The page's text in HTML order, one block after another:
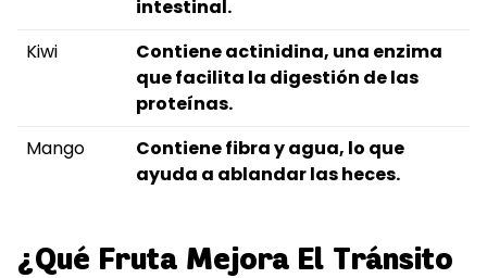
intestinal.
Kiwi
Contiene actinidina, una enzima
que facilita la digestión de las
proteínas.
Mango
Contiene fibra y agua, lo que
ayuda a ablandar las heces.
¿Qué Fruta Mejora El Tránsito